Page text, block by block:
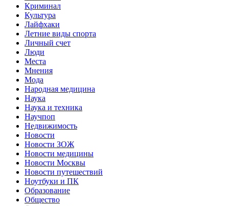
Криминал
Культура
Лайфхаки
Летние виды спорта
Личный счет
Люди
Места
Мнения
Мода
Народная медицина
Наука
Наука и техника
Научпоп
Недвижимость
Новости
Новости ЗОЖ
Новости медицины
Новости Москвы
Новости путешествий
Ноутбуки и ПК
Образование
Общество